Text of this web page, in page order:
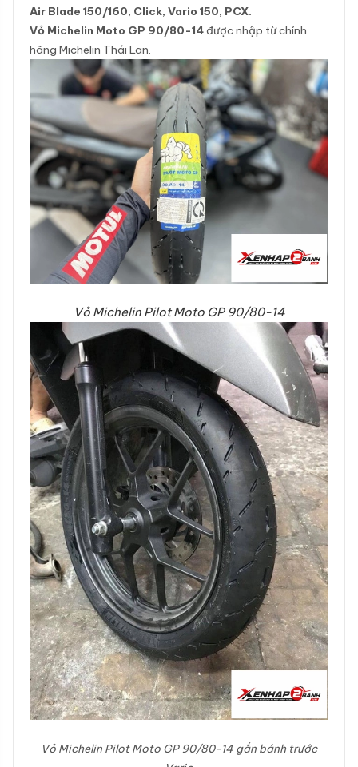
Air Blade 150/160, Click, Vario 150, PCX.
Vỏ Michelin Moto GP 90/80-14được nhập từ chính
hãng Michelin Thái Lan.
Vỏ Michelin Pilot Moto GP 90/80-14
Vỏ Michelin Pilot Moto GP 90/80-14 gắn bánh trước